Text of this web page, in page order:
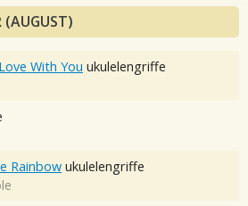
(AUGUST)
With You ukulelengriffe
Rainbow ukulelengriffe